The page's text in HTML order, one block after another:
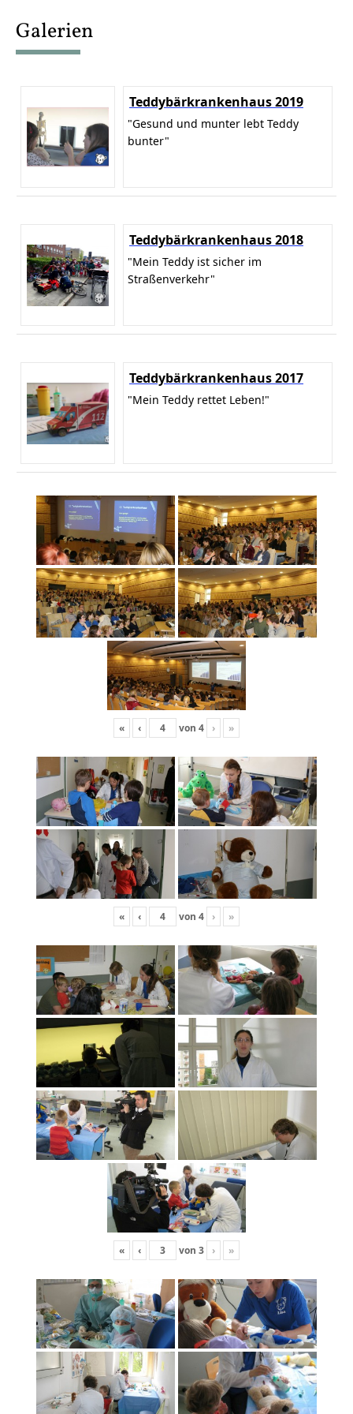
Galerien
Teddybärkrankenhaus 2019
"Gesund und munter lebt Teddy
bunter"
Teddybärkrankenhaus 2018
"Mein Teddy ist sicher im
Straßenverkehr"
Teddybärkrankenhaus 2017
"Mein Teddy rettet Leben!"
« ‹ von 4 › »
« ‹ von 4 › »
« ‹ von 3 › »